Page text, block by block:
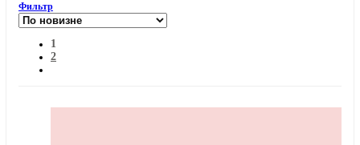
Фильтр
1
2